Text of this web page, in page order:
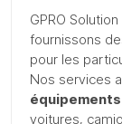
GPRO
fournissons
pour les
Nos services
voitures,